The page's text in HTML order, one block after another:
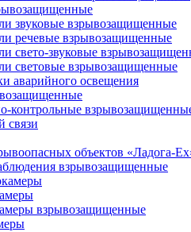
звуковые взрывозащищенные
речевые взрывозащищенные
свето-звуковые
световые взрывозащищенные
аварийного освещения
контрольные
связи
объектов «Ладога-
взрывозащищенные
взрывозащищенные